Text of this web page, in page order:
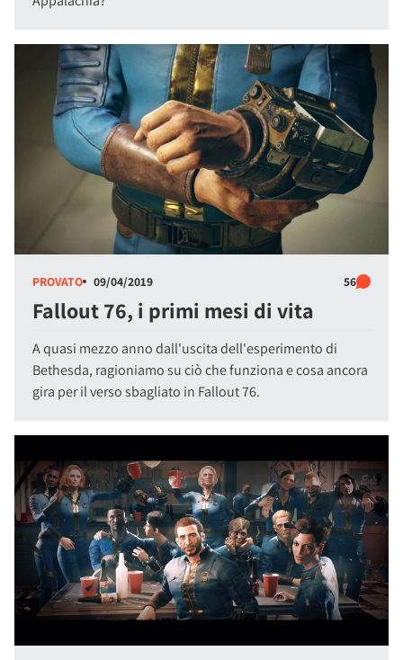
PROVATO 09/04/2019 56
Fallout 76, i primi mesi di vita
A quasi mezzo anno dall'uscita dell'esperimento di
Bethesda, ragioniamo su ciò che funziona e cosa ancora
gira per il verso sbagliato in Fallout 76.